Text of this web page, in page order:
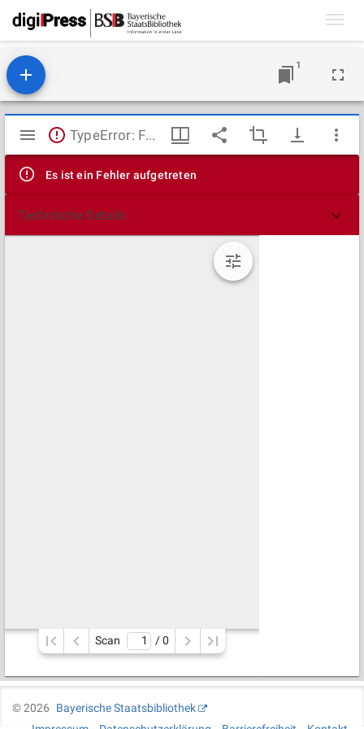
1
Mirador
Viewer
TypeError: Failed to fetch
Es ist ein Fehler aufgetreten
Technische Details
Scan / 0
©2026
Bayerische Staatsbibliothek